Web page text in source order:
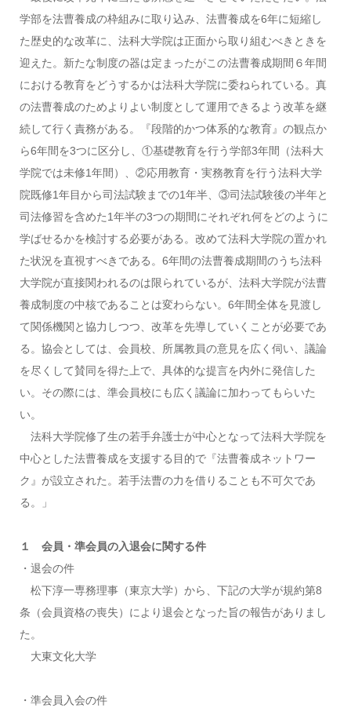
学部を法曹養成の枠組みに取り込み、法曹養成を6年に短縮し
た歴史的な改革に、法科大学院は正面から取り組むべきときを
迎えた。新たな制度の器は定まったがこの法曹養成期間６年間
における教育をどうするかは法科大学院に委ねられている。真
の法曹養成のためよりよい制度として運用できるよう改革を継
続して行く責務がある。『段階的かつ体系的な教育』の観点か
ら6年間を3つに区分し、①基礎教育を行う学部3年間（法科大
学院では未修1年間）、②応用教育・実務教育を行う法科大学
院既修1年目から司法試験までの1年半、③司法試験後の半年と
司法修習を含めた1年半の3つの期間にそれぞれ何をどのように
学ばせるかを検討する必要がある。改めて法科大学院の置かれ
た状況を直視すべきである。6年間の法曹養成期間のうち法科
大学院が直接関われるのは限られているが、法科大学院が法曹
養成制度の中核であることは変わらない。6年間全体を見渡し
て関係機関と協力しつつ、改革を先導していくことが必要であ
る。協会としては、会員校、所属教員の意見を広く伺い、議論
を尽くして賛同を得た上で、具体的な提言を内外に発信した
い。その際には、準会員校にも広く議論に加わってもらいた
い。
法科大学院修了生の若手弁護士が中心となって法科大学院を
中心とした法曹養成を支援する目的で『法曹養成ネットワー
ク』が設立された。若手法曹の力を借りることも不可欠であ
る。」
１ 会員・準会員の入退会に関する件
・退会の件
松下淳一専務理事（東京大学）から、下記の大学が規約第8
条（会員資格の喪失）により退会となった旨の報告がありまし
た。
大東文化大学
・準会員入会の件